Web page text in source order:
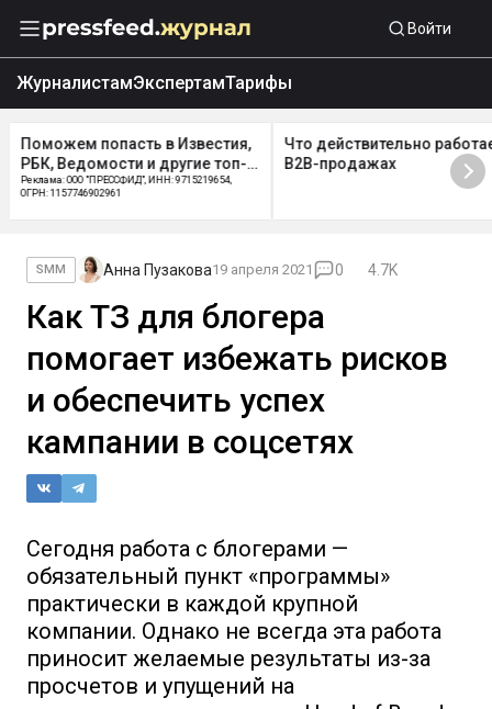
Войти
ЖурналистамЭкспертамТарифы
Что действительно работает в
B2B-продажах
Бесплатный экспресс PR-
Реклама: ООО "ПРЕССФИД", ИНН:
ОГРН: 1157746902961, Erid: 2W5zFGDycPz
SMM Анна Пузакова19 апреля 2021 0 4.7K
Как ТЗ для блогера
помогает избежать рисков
и обеспечить успех
кампании в соцсетях
Сегодня работа с блогерами —
обязательный пункт «программы»
практически в каждой крупной
компании. Однако не всегда эта работа
приносит желаемые результаты из-за
просчетов и упущений на